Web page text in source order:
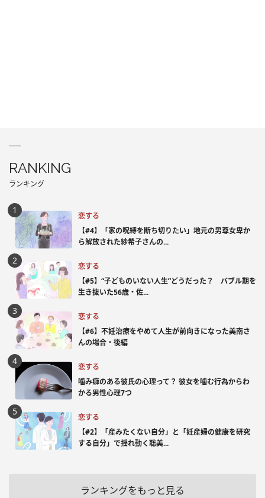
RANKING
ランキング
恋する
【#4】「家の呪縛を断ち切りたい」地元の男尊女卑か
ら解放された紗希子さんの...
恋する
【#5】“子どものいない人生”どうだった？ バブル期を
生き抜いた56歳・佐...
恋する
【#6】不妊治療をやめて人生が前向きになった美南さ
んの場合・後編
恋する
噛み癖のある彼氏の心理って？ 彼女を噛む行為からわ
かる男性心理7つ
恋する
【#2】「産みたくない自分」と「妊産婦の健康を研究
する自分」で揺れ動く聡美...
ランキングをもっと見る